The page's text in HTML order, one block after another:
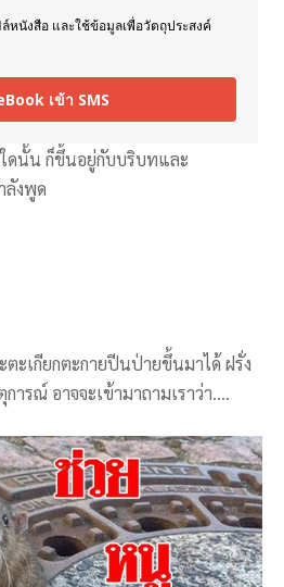
หนังสือ และใช้ข้อมูลเพื่อวัตถุประสงค์
เข้า SMS
ดนั้น ก็ขึ้นอยู่กับบริบทและ
ลังพูด
ะเกียกตะกายปีนป่ายขึ้นมาได้ ฝรั่ง
ารณ์ อาจจะเข้ามาถามเราว่า….